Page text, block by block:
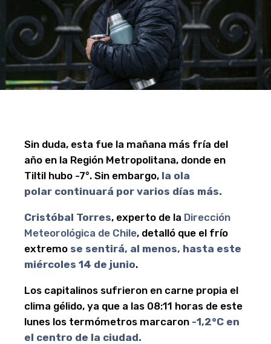
Sin duda, esta fue la mañana más fría del
año en la Región Metropolitana, donde en
Tiltil hubo -7°. Sin embargo, la ola
polar continuará por varios días más.
Cristóbal Torres, experto de la Dirección
Meteorológica de Chile, detalló que el frío
extremo se sentirá, al menos, hasta este
miércoles 14 de junio.
Los capitalinos sufrieron en carne propia el
clima gélido, ya que a las 08:11 horas de este
lunes los termómetros marcaron -1,2°C en
el centro de la ciudad.